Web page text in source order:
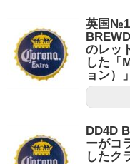
英国№1
のレッ
した「
ョン）
DD4D
ーがコ
したク